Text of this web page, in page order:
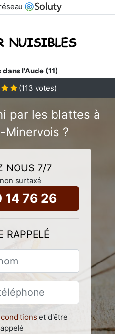
l'Aude (11)
(113 votes)
par les blattes à
Minervois ?
NOUS 7/7
surtaxé
14 76 26
RAPPELÉ
conditions et d'être